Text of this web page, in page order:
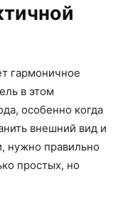
гармоничное
в этом
особенно когда
внешний вид и
нужно правильно
простых, но